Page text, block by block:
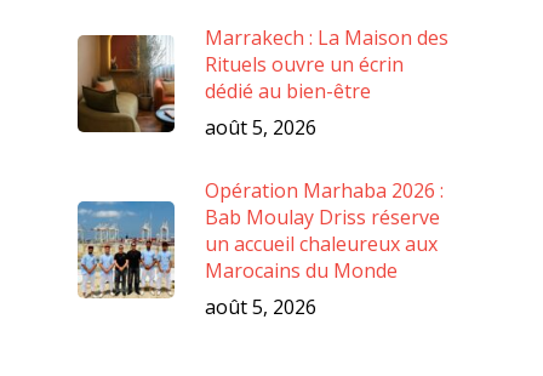
Marrakech : La Maison des
Rituels ouvre un écrin
dédié au bien-être
août 5, 2026
Opération Marhaba 2026 :
Bab Moulay Driss réserve
un accueil chaleureux aux
Marocains du Monde
août 5, 2026